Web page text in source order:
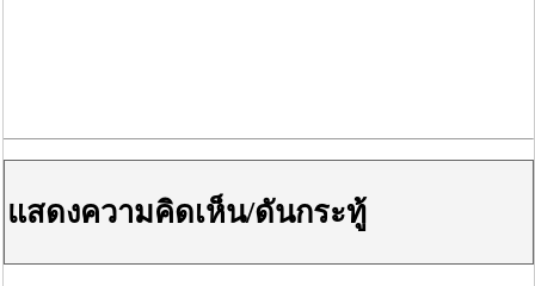
ประสาน สตช.สายด่วน 1441 อายัดบัญชี-ตามเงินได้
บ้านแจ้งพบถุงพลาสติกพันเทปสีดำต้องสงสัยในสวน
แสดงความคิดเห็น/ดันกระทู้